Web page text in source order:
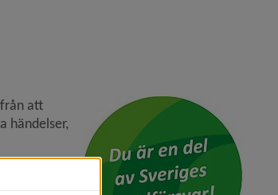
att
händelser,
planera